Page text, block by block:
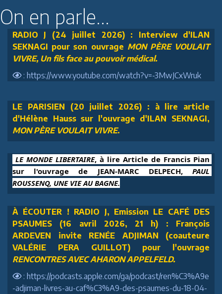
On en parle...
RADIO J (24 juillet 2026) : Interview d'ILAN
SEKNAGI pour son ouvrage MON PÈRE VOULAIT
VIVRE, Un fils face au pouvoir médical.
: https://www.youtube.com/watch?v=-3MwJCxWruk
LE PARISIEN (20 juillet 2026) : à lire article
d'Hélène Hauss sur l'ouvrage d'ILAN SEKNAGI,
MON PÈRE VOULAIT VIVRE.
LE MONDE LIBERTAIRE, à lire Article de Francis Pian
sur l'ouvrage de JEAN-MARC DELPECH, PAUL
ROUSSENQ, UNE VIE AU BAGNE.
À ÉCOUTER ! RADIO J, Emission LE CAFÉ DES
PSAUMES (16 avril 2026, 21 h) : François
ARDEVEN invite RENÉE ADJIMAN (coauteure
VALÉRIE PERA GUILLOT) pour l'ouvrage
RENCONTRES AVEC AHARON APPELFELD.
: https://podcasts.apple.com/ga/podcast/ren%C3%A9e
-adjiman-livres-au-caf%C3%A9-des-psaumes-du-18-04-